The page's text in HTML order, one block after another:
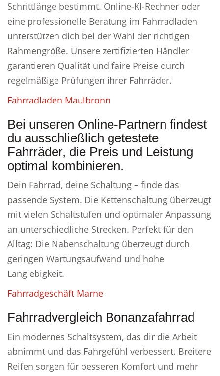
Schrittlänge bestimmt. Online-KI-Rechner oder
eine professionelle Beratung im Fahrradladen
unterstützen dich bei der Wahl der richtigen
Rahmengröße. Unsere zertifizierten Händler
garantieren Qualität und faire Preise durch
regelmäßige Prüfungen ihrer Fahrräder.
Fahrradladen Maulbronn
Bei unseren Online-Partnern findest
du ausschließlich getestete
Fahrräder, die Preis und Leistung
optimal kombinieren.
Dein Fahrrad, deine Schaltung – finde das
passende System. Die Kettenschaltung überzeugt
mit vielen Schaltstufen und optimaler Anpassung
an unterschiedliche Strecken. Perfekt für den
Alltag: Die Nabenschaltung überzeugt durch
geringen Wartungsaufwand und hohe
Langlebigkeit.
Fahrradgeschäft Marne
Fahrradvergleich Bonanzafahrrad
Ein modernes Schaltsystem, das dir die Arbeit
abnimmt und das Fahrgefühl verbessert. Breitere
Reifen sorgen für besseren Komfort und mehr